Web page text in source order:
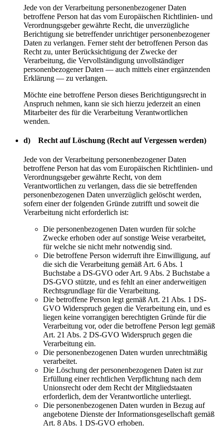
Jede von der Verarbeitung personenbezogener Daten
betroffene Person hat das vom Europäischen Richtlinien- und
Verordnungsgeber gewährte Recht, die unverzügliche
Berichtigung sie betreffender unrichtiger personenbezogener
Daten zu verlangen. Ferner steht der betroffenen Person das
Recht zu, unter Berücksichtigung der Zwecke der
Verarbeitung, die Vervollständigung unvollständiger
personenbezogener Daten — auch mittels einer ergänzenden
Erklärung — zu verlangen.
Möchte eine betroffene Person dieses Berichtigungsrecht in
Anspruch nehmen, kann sie sich hierzu jederzeit an einen
Mitarbeiter des für die Verarbeitung Verantwortlichen
wenden.
d) Recht auf Löschung (Recht auf Vergessen werden)
Jede von der Verarbeitung personenbezogener Daten
betroffene Person hat das vom Europäischen Richtlinien- und
Verordnungsgeber gewährte Recht, von dem
Verantwortlichen zu verlangen, dass die sie betreffenden
personenbezogenen Daten unverzüglich gelöscht werden,
sofern einer der folgenden Gründe zutrifft und soweit die
Verarbeitung nicht erforderlich ist:
Die personenbezogenen Daten wurden für solche
Zwecke erhoben oder auf sonstige Weise verarbeitet,
für welche sie nicht mehr notwendig sind.
Die betroffene Person widerruft ihre Einwilligung, auf
die sich die Verarbeitung gemäß Art. 6 Abs. 1
Buchstabe a DS-GVO oder Art. 9 Abs. 2 Buchstabe a
DS-GVO stützte, und es fehlt an einer anderweitigen
Rechtsgrundlage für die Verarbeitung.
Die betroffene Person legt gemäß Art. 21 Abs. 1 DS-
GVO Widerspruch gegen die Verarbeitung ein, und es
liegen keine vorrangigen berechtigten Gründe für die
Verarbeitung vor, oder die betroffene Person legt gemäß
Art. 21 Abs. 2 DS-GVO Widerspruch gegen die
Verarbeitung ein.
Die personenbezogenen Daten wurden unrechtmäßig
verarbeitet.
Die Löschung der personenbezogenen Daten ist zur
Erfüllung einer rechtlichen Verpflichtung nach dem
Unionsrecht oder dem Recht der Mitgliedstaaten
erforderlich, dem der Verantwortliche unterliegt.
Die personenbezogenen Daten wurden in Bezug auf
angebotene Dienste der Informationsgesellschaft gemäß
Art. 8 Abs. 1 DS-GVO erhoben.